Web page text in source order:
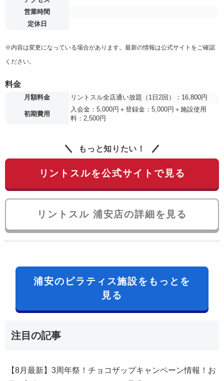
営業時間
定休日
※内容は変更になっている場合があります。最新の情報は公式サイトをご確認
ください。
料金
月額料金 リントスル全店通い放題（1日2回）：16,800円
初期費用
入会金：5,000円＋登録金：5,000円＋施設使用
料：2,500円
もっと知りたい！
リントスルを公式サイトで見る
リントスル 浦安店の詳細を見る
浦安のピラティス施設をもっとを
見る
注目の記事
【8月最新】3周年祭！チョコザップキャンペーン情報！お